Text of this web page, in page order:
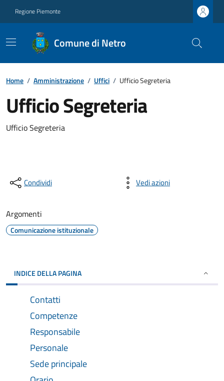
Regione Piemonte
Comune di Netro
Home / Amministrazione / Uffici / Ufficio Segreteria
Ufficio Segreteria
Ufficio Segreteria
Condividi Vedi azioni
Argomenti
Comunicazione istituzionale
INDICE DELLA PAGINA
Contatti
Competenze
Responsabile
Personale
Sede principale